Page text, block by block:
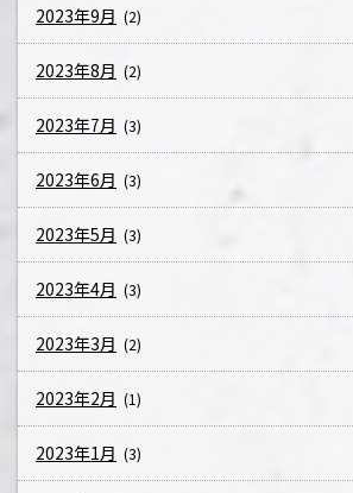
2023年9月 (2)
2023年8月 (2)
2023年7月 (3)
2023年6月 (3)
2023年5月 (3)
2023年4月 (3)
2023年3月 (2)
2023年2月 (1)
2023年1月 (3)